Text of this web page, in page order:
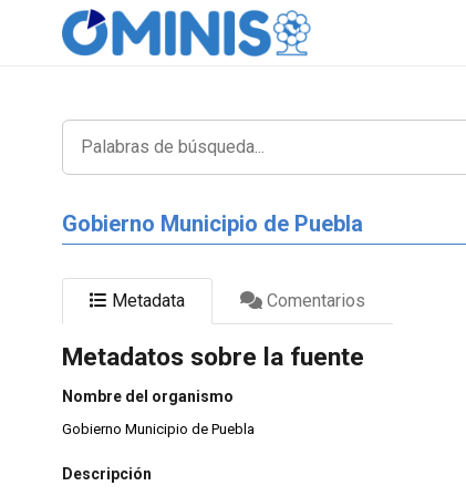
Gobierno Municipio de Puebla
Metadata Comentarios
Metadatos sobre la fuente
Nombre del organismo
Gobierno Municipio de Puebla
Descripción